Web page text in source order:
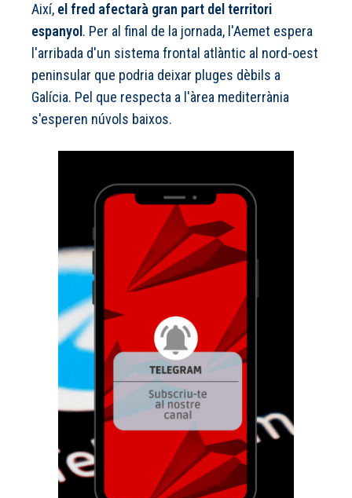
Així, el fred afectarà gran part del territori
espanyol . Per al final de la jornada, l'Aemet espera
l'arribada d'un sistema frontal atlàntic al nord-oest
peninsular que podria deixar pluges dèbils a
Galícia. Pel que respecta a l'àrea mediterrània
s'esperen núvols baixos.